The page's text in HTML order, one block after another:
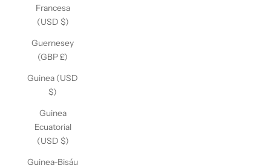
Francesa
(USD $)
Guernesey
(GBP £)
Guinea (USD
$)
Guinea
Ecuatorial
(USD $)
Guinea-Bisáu